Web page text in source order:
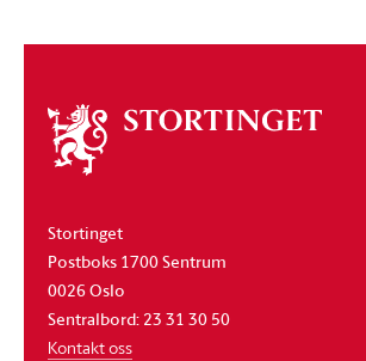
Om
stortinget
Stortinget
Postboks 1700 Sentrum
0026 Oslo
Sentralbord: 23 31 30 50
Kontakt oss